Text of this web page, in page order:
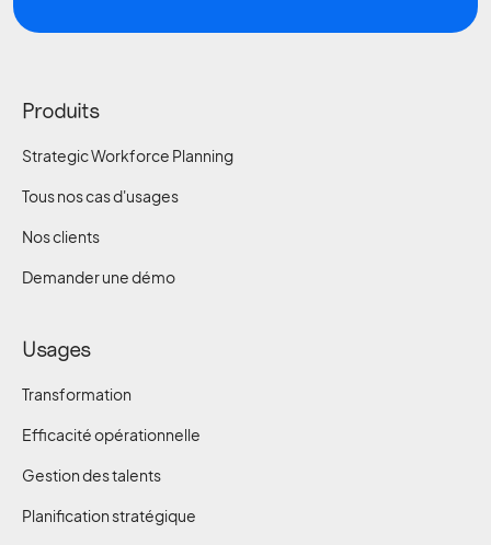
Produits
Strategic Workforce Planning
Tous nos cas d'usages
Nos clients
Demander une démo
Usages
Transformation
Efficacité opérationnelle
Gestion des talents
Planification stratégique